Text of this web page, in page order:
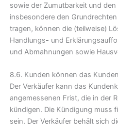
sowie der Zumutbarkeit und
insbesondere den
tragen, können die (teilweise)
Handlungs- und
und Abmahnungen sowie
8.6. Kunden können das
Der Verkäufer kann das
angemessenen Frist, die in der
kündigen. Die Kündigung muss
sein. Der Verkäufer behält sich